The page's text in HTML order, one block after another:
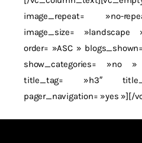
image_repeat= »no-
image_size=
order= »ASC »
show_categories= »no
title_tag= »h3″
pager_navigation= »yes »][/